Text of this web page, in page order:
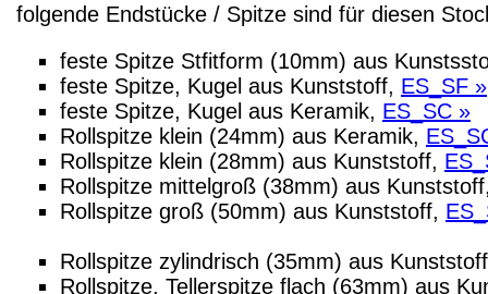
folgende Endstücke / Spitze sind für diesen
feste Spitze Stfitform (10mm) aus
feste Spitze, Kugel aus Kunststoff, ES_SF »
feste Spitze, Kugel aus Keramik, ES_SC »
Rollspitze klein (24mm) aus Keramik,
Rollspitze klein (28mm) aus Kunststoff,
Rollspitze mittelgroß (38mm) aus
Rollspitze groß (50mm) aus Kunststoff,
Rollspitze zylindrisch (35mm) aus
Rollspitze, Tellerspitze flach (63mm) aus